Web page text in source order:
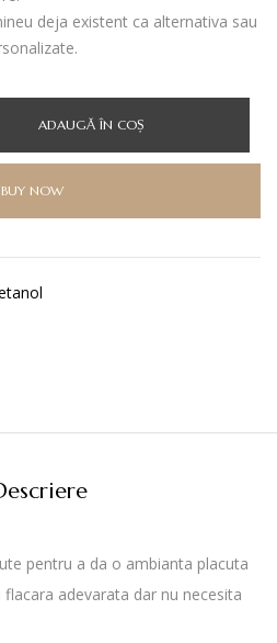
deja existent ca alternativa sau
ADAUGĂ ÎN COȘ
BUY NOW
pentru a da o ambianta placuta
adevarata dar nu necesita